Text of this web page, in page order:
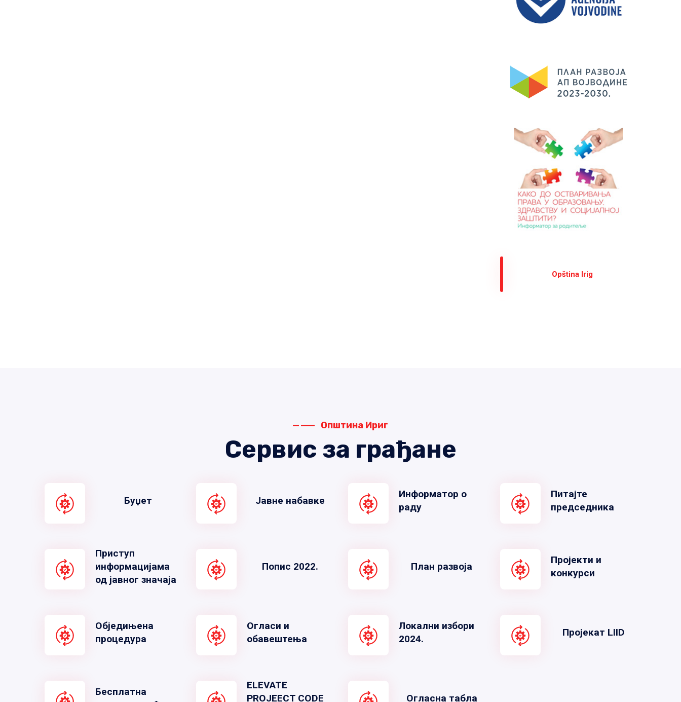
Оpština Irig
Општина Ириг
Сервис за грађане
Буџет Јавне набавке
Информатор о
раду
Питајте
председника
Приступ
информацијама
од јавног значаја
Попис 2022. План развоја
Пројекти и
конкурси
Обједињена
процедура
Огласи и
обавештења
Локални избори
2024.
Пројекат LIID
Бесплатна
ELEVATE
PROJEECT CODE
Огласна табла